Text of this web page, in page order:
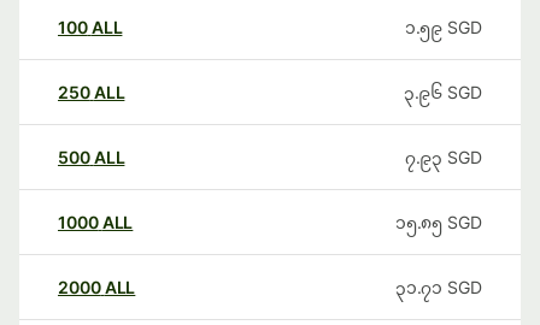
100ALL ၁.၅၉ SGD
250ALL ၃.၉၆ SGD
500ALL ၇.၉၃ SGD
1000ALL ၁၅.၈၅ SGD
2000ALL ၃၁.၇၁ SGD